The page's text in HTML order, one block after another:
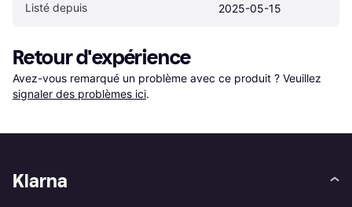
Listé depuis 2025-05-15
Retour d'expérience
Avez-vous remarqué un problème avec ce produit ? Veuillez
signaler des problèmes ici.
Klarna